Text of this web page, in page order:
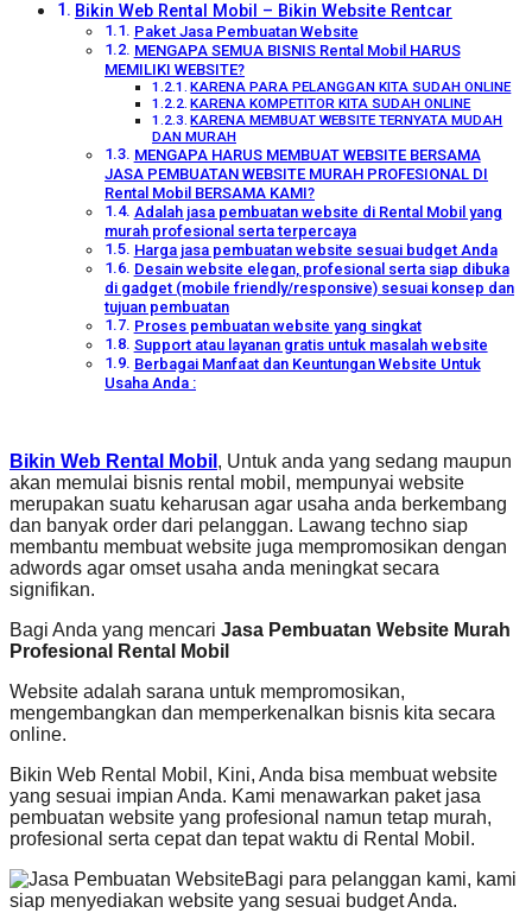
Bikin Web Rental Mobil – Bikin Website Rentcar
Paket Jasa Pembuatan Website
MENGAPA SEMUA BISNIS Rental Mobil HARUS
MEMILIKI WEBSITE?
KARENA PARA PELANGGAN KITA SUDAH ONLINE
KARENA KOMPETITOR KITA SUDAH ONLINE
KARENA MEMBUAT WEBSITE TERNYATA MUDAH
DAN MURAH
MENGAPA HARUS MEMBUAT WEBSITE BERSAMA
JASA PEMBUATAN WEBSITE MURAH PROFESIONAL DI
Rental Mobil BERSAMA KAMI?
Adalah jasa pembuatan website di Rental Mobil yang
murah profesional serta terpercaya
Harga jasa pembuatan website sesuai budget Anda
Desain website elegan, profesional serta siap dibuka
di gadget (mobile friendly/responsive) sesuai konsep dan
tujuan pembuatan
Proses pembuatan website yang singkat
Support atau layanan gratis untuk masalah website
Berbagai Manfaat dan Keuntungan Website Untuk
Usaha Anda :
Bikin Web Rental Mobil , Untuk anda yang sedang maupun
akan memulai bisnis rental mobil, mempunyai website
merupakan suatu keharusan agar usaha anda berkembang
dan banyak order dari pelanggan. Lawang techno siap
membantu membuat website juga mempromosikan dengan
adwords agar omset usaha anda meningkat secara
signifikan.
Bagi Anda yang mencari Jasa Pembuatan Website Murah
Profesional Rental Mobil
Website adalah sarana untuk mempromosikan,
mengembangkan dan memperkenalkan bisnis kita secara
online.
Bikin Web Rental Mobil, Kini, Anda bisa membuat website
yang sesuai impian Anda. Kami menawarkan paket jasa
pembuatan website yang profesional namun tetap murah,
profesional serta cepat dan tepat waktu di Rental Mobil.
Bagi para pelanggan kami, kami
siap menyediakan website yang sesuai budget Anda.